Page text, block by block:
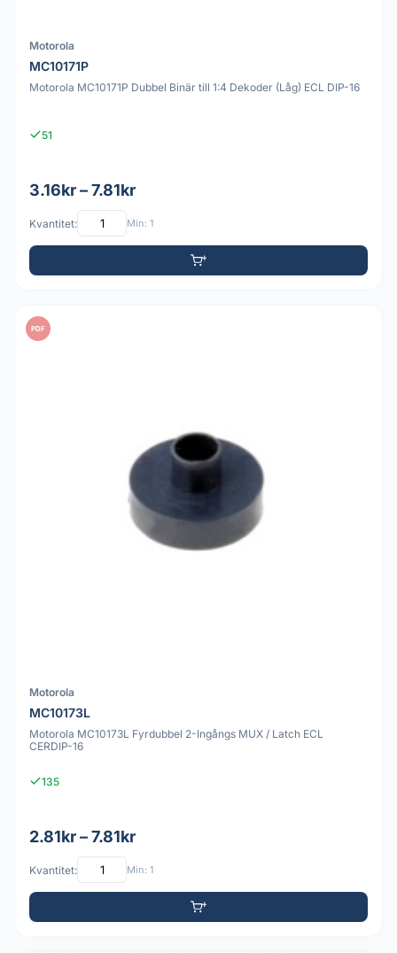
Motorola
MC10171P
Motorola MC10171P Dubbel Binär till 1:4 Dekoder (Låg) ECL DIP-16
51
3.16kr – 7.81kr
Kvantitet: Min: 1
PDF
Motorola
MC10173L
Motorola MC10173L Fyrdubbel 2-Ingångs MUX / Latch ECL
CERDIP-16
135
2.81kr – 7.81kr
Kvantitet: Min: 1